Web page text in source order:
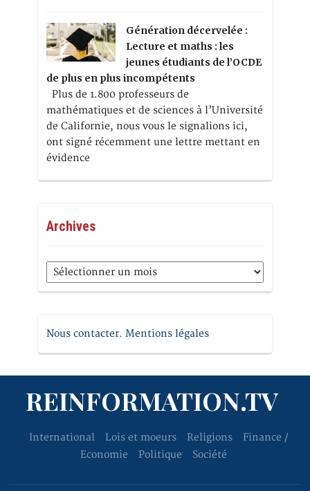
Génération décervelée :
Lecture et maths : les
jeunes étudiants de l’OCDE
de plus en plus incompétents
Plus de 1.800 professeurs de
mathématiques et de sciences à l’Université
de Californie, nous vous le signalions ici,
ont signé récemment une lettre mettant en
évidence
Archives
Archives
Nous contacter. Mentions légales
REINFORMATION.TV
International Lois et moeurs Religions
Finance /
Economie
Politique Société